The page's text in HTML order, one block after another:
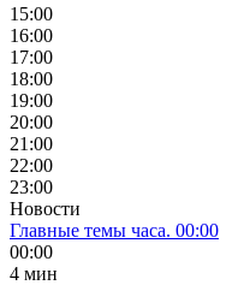
15:00
16:00
17:00
18:00
19:00
20:00
21:00
22:00
23:00
Новости
Главные темы часа. 00:00
00:00
4 мин